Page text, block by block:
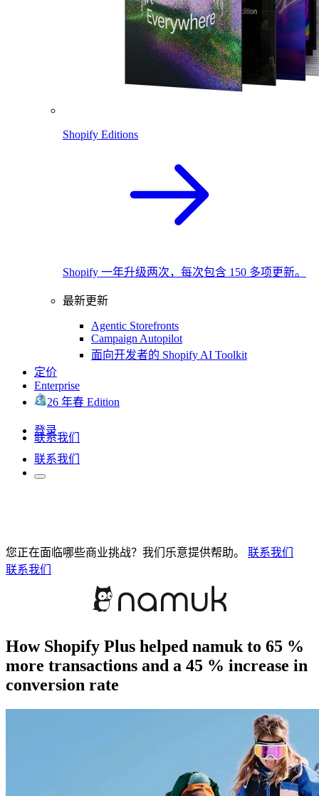
Shopify Editions
Shopify 一年升级两次，每次包含 150 多项更新。
最新更新
Agentic Storefronts
Campaign Autopilot
面向开发者的 Shopify AI Toolkit
定价
Enterprise
26 年春 Edition
登录
联系我们
联系我们
您正在面临哪些商业挑战？我们乐意提供帮助。
联系我们
联系我们
How Shopify Plus helped namuk to 65 %
more transactions and a 45 % increase in
conversion rate